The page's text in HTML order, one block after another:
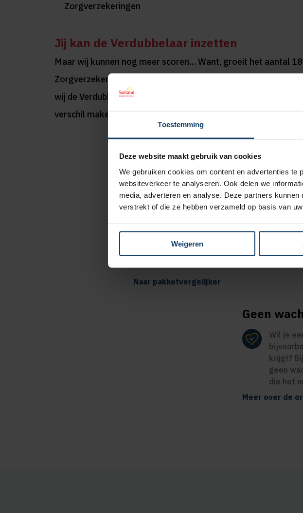
Toestemming
Deze website maakt gebruik van cookies
We gebruiken cookies om content en advertenties
websiteverkeer te analyseren. Ook delen we
media, adverteren en analyse. Deze partners
verstrekt of die ze hebben verzameld op basis van
Weigeren
Zorgverzekeringen
Jij kan de Verdubbelaar inzetten
Maar wij kunnen nog meer scoren… Want, groeit het aantal
Zorgverzekeringen de Verdubbelaar in.
wij de Verdubbelaar verdienen; door te blijven, in te stappen
verschil maken.
Extra korting
8% korting op alle aanvullende en
5 extra
pakketten Extra of Plus
Naar pakketvergelijker
Geen
Wil je
krijgt?
geen
die het
Meer over de